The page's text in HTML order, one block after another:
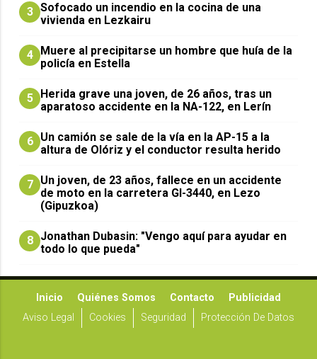
3 Sofocado un incendio en la cocina de una
vivienda en Lezkairu
4 Muere al precipitarse un hombre que huía de la
policía en Estella
5 Herida grave una joven, de 26 años, tras un
aparatoso accidente en la NA-122, en Lerín
6 Un camión se sale de la vía en la AP-15 a la
altura de Olóriz y el conductor resulta herido
7 Un joven, de 23 años, fallece en un accidente
de moto en la carretera GI-3440, en Lezo
(Gipuzkoa)
8 Jonathan Dubasin: "Vengo aquí para ayudar en
todo lo que pueda"
Inicio Quiénes Somos Contacto
Publicidad
Aviso Legal
Cookies Seguridad Protección De Datos